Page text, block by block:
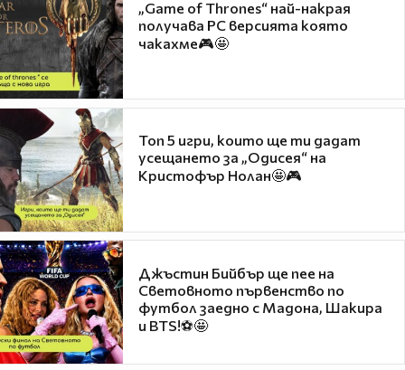
„Game of Thrones“ най-накрая
получава PC версията която
чакахме🎮🤩
Топ 5 игри, които ще ти дадат
усещането за „Одисея“ на
Кристофър Нолан🤩🎮
Джъстин Бийбър ще пее на
Световното първенство по
футбол заедно с Мадона, Шакира
и BTS!⚽🤩